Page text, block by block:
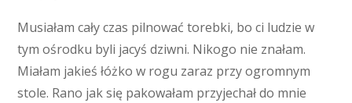
Musiałam cały czas pilnować torebki, bo ci ludzie w
tym ośrodku byli jacyś dziwni. Nikogo nie znałam.
Miałam jakieś łóżko w rogu zaraz przy ogromnym
stole. Rano jak się pakowałam przyjechał do mnie